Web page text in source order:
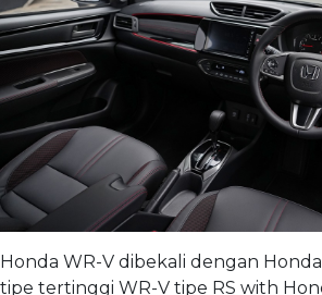
Honda WR-V dibekali dengan
tipe tertinggi WR-V tipe RS with